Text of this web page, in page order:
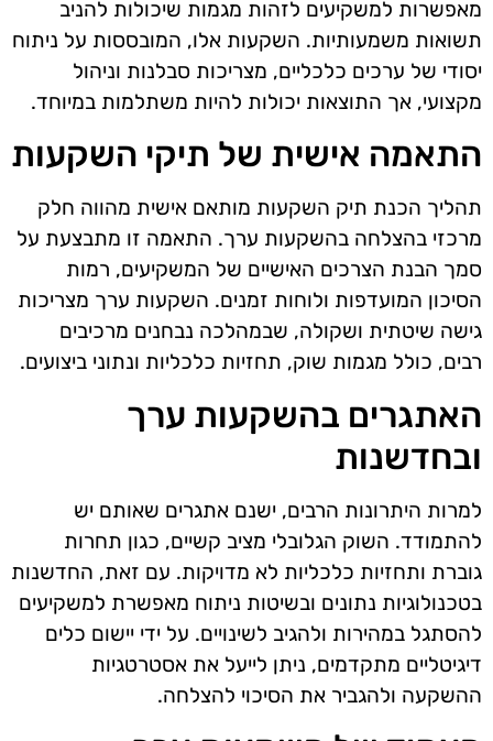
מאפשרות למשקיעים לזהות מגמות שיכולות להניב
תשואות משמעותיות. השקעות אלו, המובססות על ניתוח
יסודי של ערכים כלכליים, מצריכות סבלנות וניהול
מקצועי, אך התוצאות יכולות להיות משתלמות במיוחד.
התאמה אישית של תיקי השקעות
תהליך הכנת תיק השקעות מותאם אישית מהווה חלק
מרכזי בהצלחה בהשקעות ערך. התאמה זו מתבצעת על
סמך הבנת הצרכים האישיים של המשקיעים, רמות
הסיכון המועדפות ולוחות זמנים. השקעות ערך מצריכות
גישה שיטתית ושקולה, שבמהלכה נבחנים מרכיבים
רבים, כולל מגמות שוק, תחזיות כלכליות ונתוני ביצועים.
האתגרים בהשקעות ערך
ובחדשנות
למרות היתרונות הרבים, ישנם אתגרים שאותם יש
להתמודד. השוק הגלובלי מציב קשיים, כגון תחרות
גוברת ותחזיות כלכליות לא מדויקות. עם זאת, החדשנות
בטכנולוגיות נתונים ובשיטות ניתוח מאפשרת למשקיעים
להסתגל במהירות ולהגיב לשינויים. על ידי יישום כלים
דיגיטליים מתקדמים, ניתן לייעל את אסטרטגיות
ההשקעה ולהגביר את הסיכוי להצלחה.